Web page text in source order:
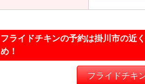
フライドチキンの予約は掛川市の近
め！
フライドチキ